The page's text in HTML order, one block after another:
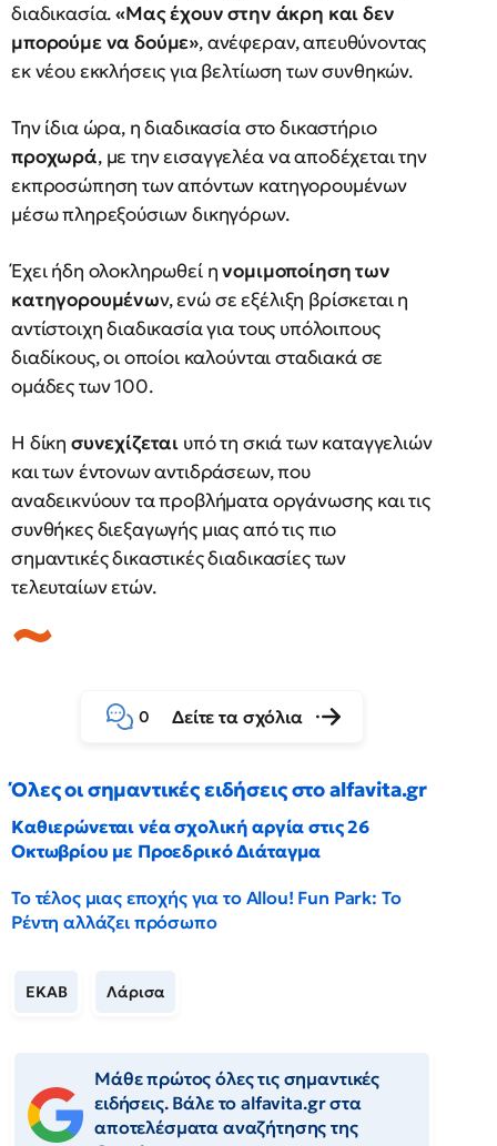
διαδικασία.«Μας έχουν στην άκρη και δεν
μπορούμε να δούμε», ανέφεραν, απευθύνοντας
εκ νέου εκκλήσεις για βελτίωση των συνθηκών.
Την ίδια ώρα, η διαδικασία στο δικαστήριο
προχωρά, με την εισαγγελέα να αποδέχεται την
εκπροσώπηση των απόντων κατηγορουμένων
μέσω πληρεξούσιων δικηγόρων.
Έχει ήδη ολοκληρωθεί ηνομιμοποίηση των
κατηγορουμένων, ενώ σε εξέλιξη βρίσκεται η
αντίστοιχη διαδικασία για τους υπόλοιπους
διαδίκους, οι οποίοι καλούνται σταδιακά σε
ομάδες των 100.
Η δίκη συνεχίζεται υπό τη σκιά των καταγγελιών
και των έντονων αντιδράσεων, που
αναδεικνύουν τα προβλήματα οργάνωσης και τις
συνθήκες διεξαγωγής μιας από τις πιο
σημαντικές δικαστικές διαδικασίες των
τελευταίων ετών.
0 Δείτε τα σχόλια
Όλες οι σημαντικές ειδήσεις στο alfavita.gr
Καθιερώνεται νέα σχολική αργία στις 26
Οκτωβρίου με Προεδρικό Διάταγμα
Το τέλος μιας εποχής για το Allou! Fun Park: Το
Ρέντη αλλάζει πρόσωπο
ΕΚΑΒ Λάρισα
Μάθε πρώτος όλες τις σημαντικές
ειδήσεις. Βάλε το alfavita.gr στα
αποτελέσματα αναζήτησης της